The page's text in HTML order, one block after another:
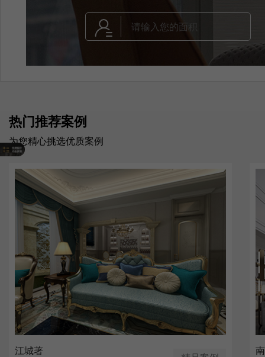
热门推荐案例
为您精心挑选优质案例
江城著